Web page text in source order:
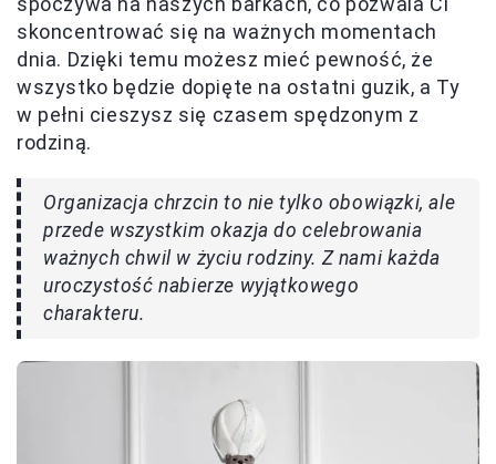
skoncentrować się na ważnych momentach
dnia. Dzięki temu możesz mieć pewność, że
wszystko będzie dopięte na ostatni guzik, a Ty
w pełni cieszysz się czasem spędzonym z
rodziną.
Organizacja chrzcin to nie tylko obowiązki, ale
przede wszystkim okazja do celebrowania
ważnych chwil w życiu rodziny. Z nami każda
uroczystość nabierze wyjątkowego
charakteru.